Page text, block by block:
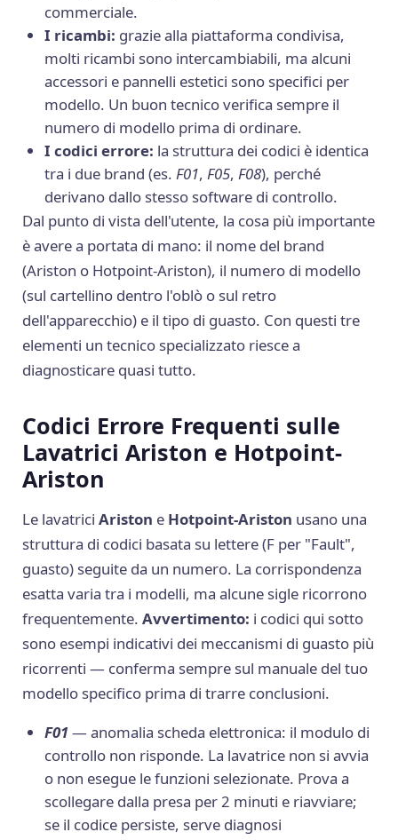
commerciale.
I ricambi: grazie alla piattaforma condivisa,
molti ricambi sono intercambiabili, ma alcuni
accessori e pannelli estetici sono specifici per
modello. Un buon tecnico verifica sempre il
numero di modello prima di ordinare.
I codici errore: la struttura dei codici è identica
tra i due brand (es.F01,F05,F08), perché
derivano dallo stesso software di controllo.
Dal punto di vista dell'utente, la cosa più importante
è avere a portata di mano: il nome del brand
(Ariston o Hotpoint-Ariston), il numero di modello
(sul cartellino dentro l'oblò o sul retro
dell'apparecchio) e il tipo di guasto. Con questi tre
elementi un tecnico specializzato riesce a
diagnosticare quasi tutto.
Codici Errore Frequenti sulle
Lavatrici Ariston e Hotpoint-
Ariston
Le lavatriciAriston e Hotpoint-Ariston usano una
struttura di codici basata su lettere (F per "Fault",
guasto) seguite da un numero. La corrispondenza
esatta varia tra i modelli, ma alcune sigle ricorrono
frequentemente.Avvertimento: i codici qui sotto
sono esempi indicativi dei meccanismi di guasto più
ricorrenti — conferma sempre sul manuale del tuo
modello specifico prima di trarre conclusioni.
F01 — anomalia scheda elettronica: il modulo di
controllo non risponde. La lavatrice non si avvia
o non esegue le funzioni selezionate. Prova a
scollegare dalla presa per 2 minuti e riavviare;
se il codice persiste, serve diagnosi